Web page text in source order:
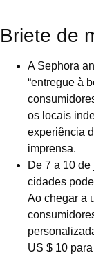
Briete de
A Sephora
“entregue à
os locais
experiência
imprensa.
De 7 a 10
cidades
Ao chegar a
US $ 10